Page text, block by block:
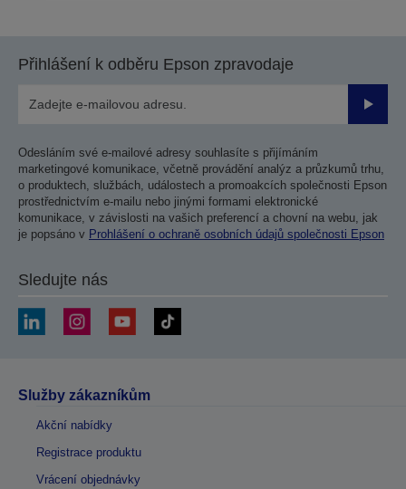
Přihlášení k odběru Epson zpravodaje
Odesláním své e-mailové adresy souhlasíte s přijímáním
marketingové komunikace, včetně provádění analýz a průzkumů trhu,
o produktech, službách, událostech a promoakcích společnosti Epson
prostřednictvím e-mailu nebo jinými formami elektronické
komunikace, v závislosti na vašich preferencí a chovní na webu, jak
je popsáno v Prohlášení o ochraně osobních údajů společnosti Epson
Sledujte nás
Služby zákazníkům
Akční nabídky
Registrace produktu
Vrácení objednávky